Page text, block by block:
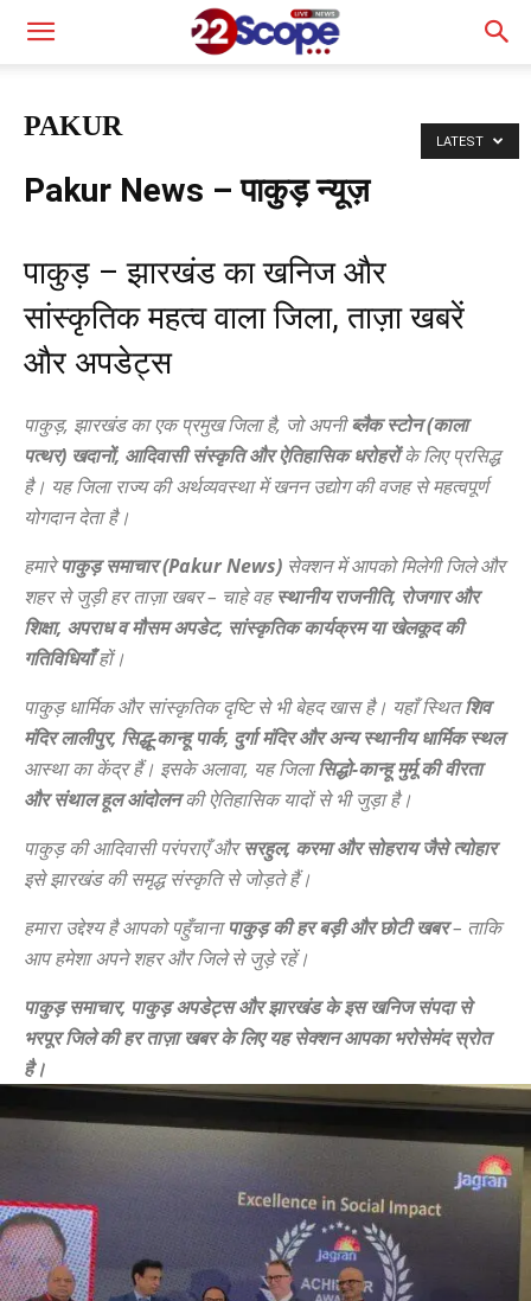
PAKUR
Pakur News – पाकुड़ न्यूज़
पाकुड़ – झारखंड का खनिज और
सांस्कृतिक महत्व वाला जिला, ताज़ा खबरें
और अपडेट्स
पाकुड़, झारखंड का एक प्रमुख जिला है, जो अपनीब्लैक स्टोन (काला
पत्थर) खदानों, आदिवासी संस्कृति और ऐतिहासिक धरोहरोंके लिए प्रसिद्ध
है। यह जिला राज्य की अर्थव्यवस्था में खनन उद्योग की वजह से महत्वपूर्ण
योगदान देता है।
हमारेपाकुड़ समाचार (Pakur News) सेक्शन में आपको मिलेगी जिले और
शहर से जुड़ी हर ताज़ा खबर – चाहे वहस्थानीय राजनीति, रोजगार और
शिक्षा, अपराध व मौसम अपडेट, सांस्कृतिक कार्यक्रम या खेलकूद की
गतिविधियाँहों।
पाकुड़ धार्मिक और सांस्कृतिक दृष्टि से भी बेहद खास है। यहाँ स्थितशिव
मंदिर लालीपुर, सिद्धू-कान्हू पार्क, दुर्गा मंदिर और अन्य स्थानीय धार्मिक स्थल
आस्था का केंद्र हैं। इसके अलावा, यह जिलासिद्धो-कान्हू मुर्मू की वीरता
और संथाल हूल आंदोलनकी ऐतिहासिक यादों से भी जुड़ा है।
पाकुड़ की आदिवासी परंपराएँ औरसरहुल, करमा और सोहराय जैसे त्योहार
इसे झारखंड की समृद्ध संस्कृति से जोड़ते हैं।
हमारा उद्देश्य है आपको पहुँचानापाकुड़ की हर बड़ी और छोटी खबर– ताकि
आप हमेशा अपने शहर और जिले से जुड़े रहें।
पाकुड़ समाचार, पाकुड़ अपडेट्स और झारखंड के इस खनिज संपदा से
भरपूर जिले की हर ताज़ा खबर के लिए यह सेक्शन आपका भरोसेमंद स्रोत
है।
LATEST